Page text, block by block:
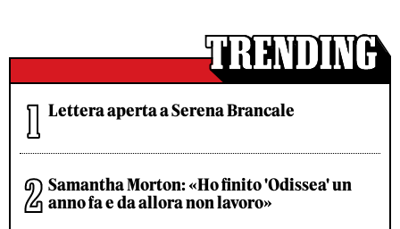
Lettera aperta a Serena Brancale
Samantha Morton: «Ho finito 'Odissea' un
anno fa e da allora non lavoro»